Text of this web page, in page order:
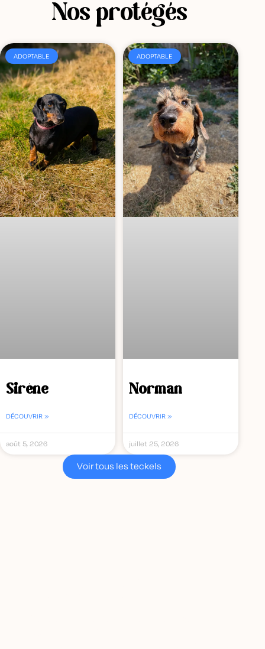
Nos protégés
ADOPTABLE
Sirène
DÉCOUVRIR »
août 5, 2026
ADOPTABLE
Norman
DÉCOUVRIR »
juillet 25, 2026
Voir tous les teckels